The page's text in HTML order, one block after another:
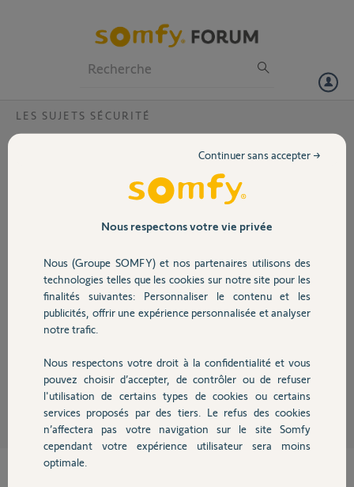
Volet
Sécurité
Domotique
Chauffage
Autres produits
LES SUJETS SÉCURITÉ
Badge qui ne marche plus et capot qui se
J’ai utilisé tous les posts de la communauté mais rien y fait :
Suppression du badge puis tentative de re installation sans succès pas
Le capot se dévisse facilement
Ce badge a été acheté il y a 1 mois
N’est pas tombé ou autre..
Comment se passe la garantie ?
Arnaud M.
Participer au fil de discussion
Nous respectons votre vie privée
Nous (Groupe SOMFY) et nos partenaires utilisons des
technologies telles que les cookies sur notre site pour les
finalités suivantes: Personnaliser le contenu et les
publicités, offrir une expérience personnalisée et analyser
notre trafic.
Nous respectons votre droit à la confidentialité et vous
pouvez choisir d’accepter, de contrôler ou de refuser
l'utilisation de certains types de cookies ou certains
services proposés par des tiers. Le refus des cookies
n’affectera pas votre navigation sur le site Somfy
cependant votre expérience utilisateur sera moins
optimale.
Continuer sans accepter →